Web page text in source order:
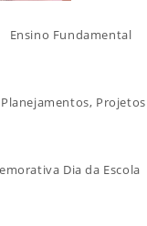
Ensino Fundamental
Planejamentos,
Dia da Escola